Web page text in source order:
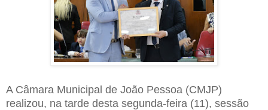
A Câmara Municipal de João Pessoa (CMJP)
realizou, na tarde desta segunda-feira (11), sessão